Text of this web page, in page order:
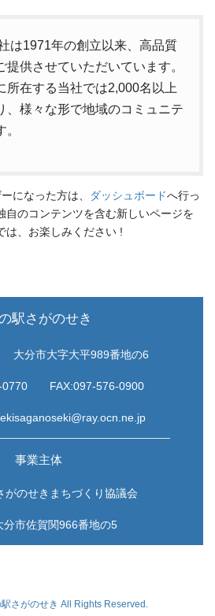
は1971年の創立以来、高品質
供させていただいています。
所在する当社では2,000名以上
、様々な形で地域のコミュニテ
になった方は、 ダッシュボードへ行っ
自のコンテンツを含む新しいページを
は、お楽しみください !
駅さがのせき
大分市大字大平989番地の6
FAX:097-576-0900
事業主体
がのせきまちづくり協議会
分市佐賀関966番地の5
さがのせき All Rights Reserved.